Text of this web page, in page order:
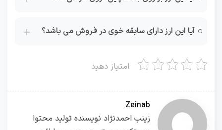
آیا این ارز دارای سابقه خوی در فروش می باشد؟
امتیاز دهید
Zeinab
زینب احمدنژاد نویسنده تولید محتوا